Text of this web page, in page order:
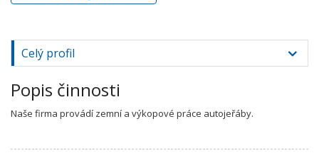
Celý profil
Popis činnosti
Naše firma provádí zemní a výkopové práce autojeřáby.